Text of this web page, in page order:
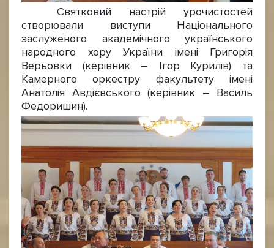
Святковий настрій урочистостей
створювали виступи Національного
заслуженого академічного українського
народного хору України імені Григорія
Верьовки (керівник – Ігор Курилів) та
Камерного оркестру факультету імені
Анатолія Авдієвського (керівник – Василь
Федоришин).